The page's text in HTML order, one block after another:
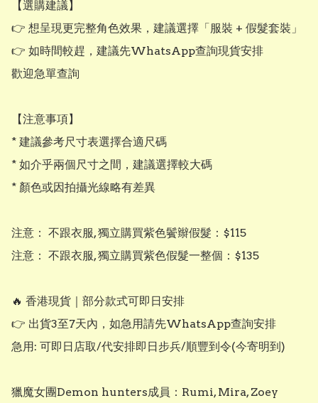
【選購建議】
👉 想呈現更完整角色效果，建議選擇「服裝 + 假髮套裝」
👉 如時間較趕，建議先WhatsApp查詢現貨安排
歡迎急單查詢
【注意事項】
* 建議參考尺寸表選擇合適尺碼
* 如介乎兩個尺寸之間，建議選擇較大碼
* 顏色或因拍攝光線略有差異
注意： 不跟衣服, 獨立購買紫色鬢辮假髮：$115
注意： 不跟衣服, 獨立購買紫色假髮一整個：$135
🔥 香港現貨｜部分款式可即日安排
👉 出貨3至7天內，如急用請先WhatsApp查詢安排
急用: 可即日店取/代安排即日步兵/順豐到令(今寄明到)
獵魔女團Demon hunters成員：Rumi, Mira, Zoey